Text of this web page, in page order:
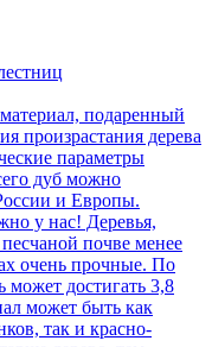
подаренный
произрастания дерева
параметры
дуб можно
и Европы.
у нас! Деревья,
почве менее
очень прочные. По
может достигать 3,8
может быть как
так и красно-